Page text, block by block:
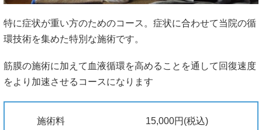
特に症状が重い方のためのコース。症状に合わせて当院の循
環技術を集めた特別な施術です。
筋膜の施術に加えて血液循環を高めることを通して回復速度
をより加速させるコースになります
施術料 15,000円(税込)